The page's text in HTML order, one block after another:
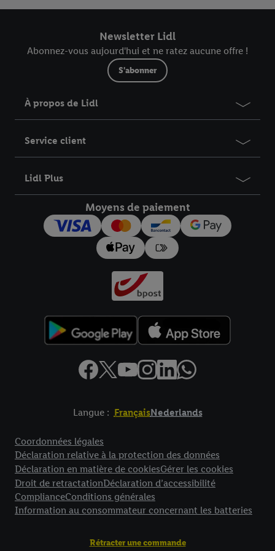
Newsletter Lidl
Abonnez-vous aujourd'hui et ne ratez aucune offre !
S'abonner
À propos de Lidl
Service client
Lidl Plus
Moyens de paiement
Langue : FrançaisNederlands
Coordonnées légales
Déclaration relative à la protection des données
Déclaration en matière de cookiesGérer les cookies
Droit de retractationDéclaration d’accessibilité
ComplianceConditions générales
Information au consommateur concernant les batteries
Rétracter une commande